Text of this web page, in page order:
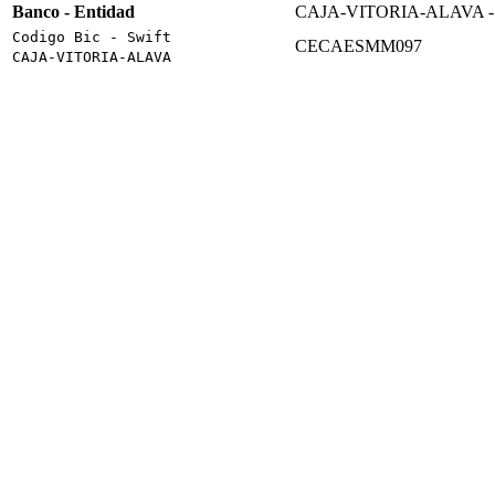
Banco - Entidad
CAJA-VITORIA-ALAVA -
Codigo Bic - Swift
CAJA-VITORIA-ALAVA
CECAESMM097